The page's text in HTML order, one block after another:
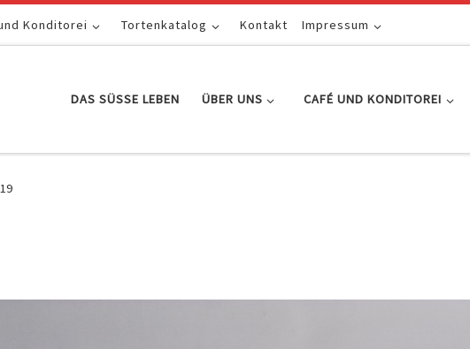
Konditorei Tortenkatalog Kontakt Impressum
DAS SÜSSE LEBEN ÜBER UNS CAFÉ UND KONDITOREI